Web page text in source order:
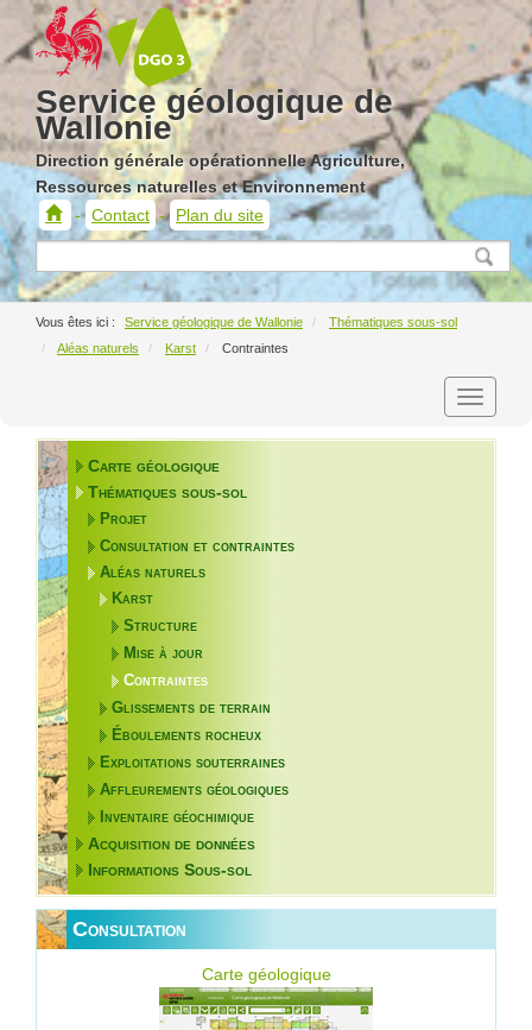
Service géologique de
Wallonie
Direction générale opérationnelle Agriculture,
Ressources naturelles et Environnement
Service
de
Wallonie
Contact Plan du site
Service géologique de Wallonie
Thématiques sous-sol
Aléas naturels
Karst Contraintes
Carte géologique
Thématiques sous-sol
Projet
Consultation et contraintes
Aléas naturels
Karst
Structure
Mise à jour
Contraintes
Glissements de terrain
Éboulements rocheux
Exploitations souterraines
Affleurements géologiques
Inventaire géochimique
Acquisition de données
Informations Sous-sol
Consultation
Carte géologique